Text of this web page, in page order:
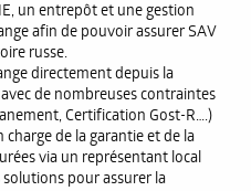
un entrepôt et une gestion
afin de pouvoir assurer SAV
russe.
directement depuis la
de nombreuses contraintes
Certification Gost-R….)
charge de la garantie et de la
via un représentant local
pour assurer la